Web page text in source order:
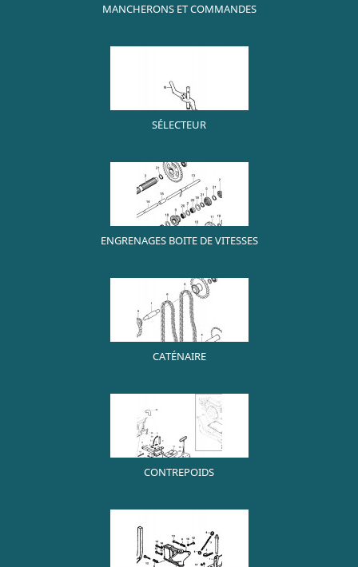
MANCHERONS ET COMMANDES
SÉLECTEUR
ENGRENAGES BOITE DE VITESSES
CATÉNAIRE
CONTREPOIDS